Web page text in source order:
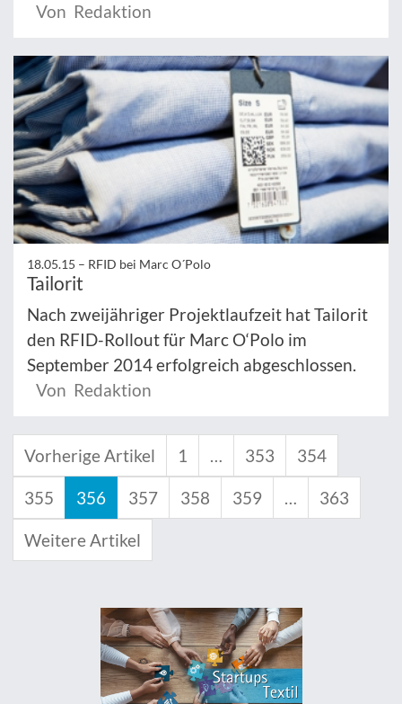
Von Redaktion
18.05.15 – RFID bei Marc O´Polo
Tailorit
Nach zweijähriger Projektlaufzeit hat Tailorit
den RFID-Rollout für Marc O‘Polo im
September 2014 erfolgreich abgeschlossen.
Von Redaktion
Vorherige Artikel 1 … 353 354
355 356 357 358 359 … 363
Weitere Artikel